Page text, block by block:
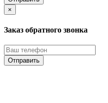
×
Заказ обратного звонка